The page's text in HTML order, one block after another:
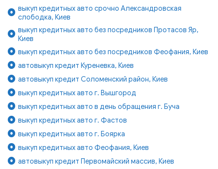
выкуп кредитных авто срочно Александровская
слободка, Киев
выкуп кредитных авто без посредников Протасов Яр,
Киев
выкуп кредитных авто без посредников Феофания, Киев
автовыкуп кредит Куреневка, Киев
автовыкуп кредит Соломенский район, Киев
выкуп кредитных авто г. Вышгород
выкуп кредитных авто в день обращения г. Буча
выкуп кредитных авто г. Фастов
выкуп кредитных авто г. Боярка
выкуп кредитных авто Феофания, Киев
автовыкуп кредит Первомайский массив, Киев